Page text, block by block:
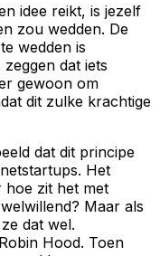
idee reikt, is jezelf
zou wedden. De
wedden is
dat iets
gewoon om
dit zulke krachtige
dat dit principe
Het
hoe zit het met
Maar als
dat wel.
Hood. Toen